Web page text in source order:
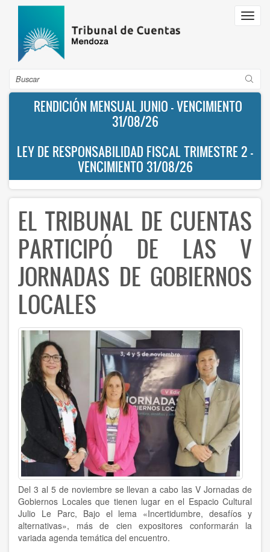
Pasar
contenido
principal
Buscar
RENDICIÓN MENSUAL JUNIO - VENCIMIENTO
31/08/26
LEY DE RESPONSABILIDAD FISCAL TRIMESTRE 2 -
VENCIMIENTO 31/08/26
EL TRIBUNAL DE CUENTAS
PARTICIPÓ DE LAS V
JORNADAS DE GOBIERNOS
LOCALES
Del 3 al 5 de noviembre se llevan a cabo las V Jornadas de
Gobiernos Locales que tienen lugar en el Espacio Cultural
Julio Le Parc, Bajo el lema «Incertidumbre, desafíos y
alternativas», más de cien expositores conformarán la
variada agenda temática del encuentro.